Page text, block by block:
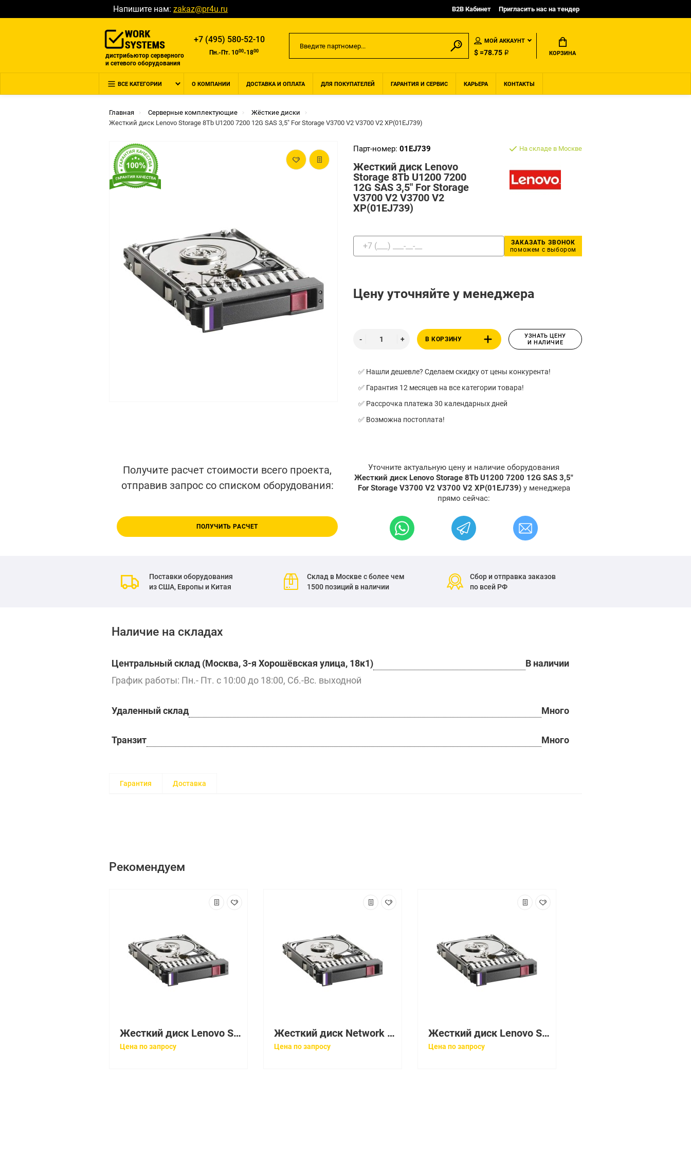
Напишите нам: zakaz@pr4u.ru B2B Кабинет Пригласить нас на тендер
дистрибьютор серверного
и сетевого оборудования
+7 (495) 580-52-10
Пн.-Пт. 1000-1800
МОЙ АККАУНТ
$ =78.75 ₽ КОРЗИНА
ВСЕ КАТЕГОРИИ О КОМПАНИИ ДОСТАВКА И ОПЛАТА ДЛЯ ПОКУПАТЕЛЕЙ ГАРАНТИЯ И СЕРВИС КАРЬЕРА КОНТАКТЫ
Главная Серверные комплектующие
Жёсткие диски
Жесткий диск Lenovo Storage 8Tb U1200 7200 12G SAS 3,5" For Storage V3700 V2 V3700 V2 XP(01EJ739)
Парт-номер: 01EJ739
Жесткий диск Lenovo
Storage 8Tb U1200 7200
12G SAS 3,5" For Storage
V3700 V2 V3700 V2
XP(01EJ739)
На складе в Москве
ЗАКАЗАТЬ ЗВОНОК
поможем с выбором
Цену уточняйте у менеджера
В КОРЗИНУ
УЗНАТЬ ЦЕНУ
И НАЛИЧИЕ
✅ Нашли дешевле? Сделаем скидку от цены конкурента!
✅ Гарантия 12 месяцев на все категории товара!
✅ Рассрочка платежа 30 календарных дней
✅ Возможна постоплата!
Получите расчет стоимости всего проекта,
отправив запрос со списком оборудования:
ПОЛУЧИТЬ РАСЧЕТ
Уточните актуальную цену и наличие оборудования
Жесткий диск Lenovo Storage 8Tb U1200 7200 12G SAS 3,5"
For Storage V3700 V2 V3700 V2 XP(01EJ739) у менеджера
прямо сейчас:
Поставки оборудования
из США, Европы и Китая
Склад в Москве с более чем
1500 позиций в наличии
Сбор и отправка заказов
по всей РФ
Наличие на складах
Центральный склад (Москва, 3-я Хорошёвская улица, 18к1)
В наличии
График работы: Пн.- Пт. с 10:00 до 18:00, Сб.-Вс. выходной
Удаленный склад Много
Транзит Много
Гарантия Доставка
Рекомендуем
Жесткий диск Lenovo Storage 8Tb U1200 7200 12G SAS 3,5" For Storage V3700 V2 V3700 V2 XP(01EJ583)
Цена по запросу
Жесткий диск Network Appliance (NetApp) (Seagate) Enterprise Performance 10K HDD v9 1.2Tb U1200 10000 256Mb 12G SED AF 512n SAS 2,5" For NetApp (LSI Logic) E2760 E2724 E2660 E2624 E2600 5350 DE6600 DE5600(1XH210-041)
Цена по запросу
Жесткий диск Lenovo Storage 12Tb U1200 7200 12G SAS 3,5" For Storage V3700 V2 V3700 V2 XP(6535-B3SF)
Цена по запросу